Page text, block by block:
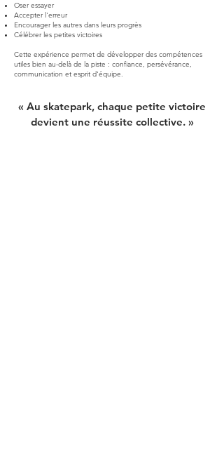
Oser essayer
Accepter l'erreur
Encourager les autres dans leurs progrès
Célébrer les petites victoires
Cette expérience permet de développer des compétences
utiles bien au-delà de la piste : confiance, persévérance,
communication et esprit d'équipe.
« Au skatepark, chaque petite victoire
devient une réussite collective. »